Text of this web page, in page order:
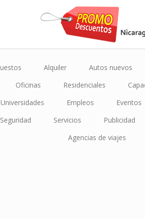
Alquiler Autos nuevos
Oficinas Residenciales
Universidades Empleos Eventos
Seguridad Servicios Publicidad
Agencias de viajes